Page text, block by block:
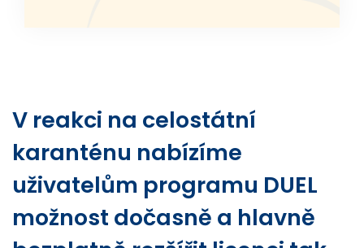
V reakci na celostátní
karanténu nabízíme
uživatelům programu DUEL
možnost dočasně a hlavně